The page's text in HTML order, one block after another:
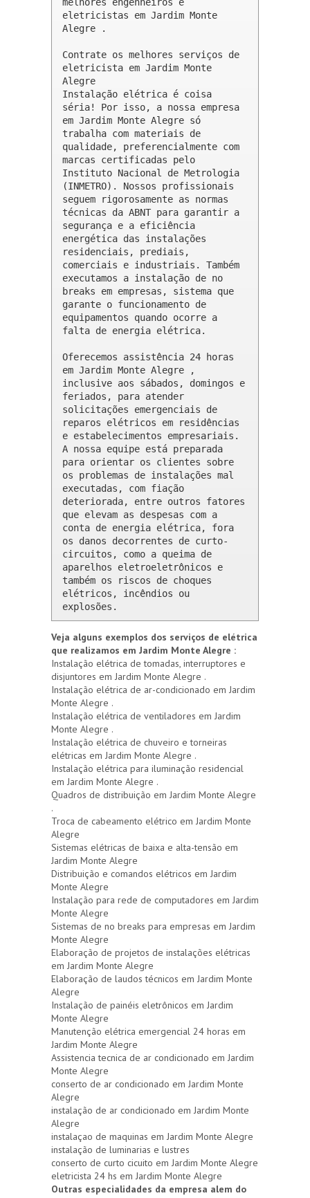
eletricistas em Jardim Monte
Alegre .
Contrate os melhores serviços de
eletricista em Jardim Monte
Alegre
Instalação elétrica é coisa
séria! Por isso, a nossa empresa
em Jardim Monte Alegre só
trabalha com materiais de
qualidade, preferencialmente com
marcas certificadas pelo
Instituto Nacional de Metrologia
(INMETRO). Nossos profissionais
seguem rigorosamente as normas
técnicas da ABNT para garantir a
segurança e a eficiência
energética das instalações
residenciais, prediais,
comerciais e industriais. Também
executamos a instalação de no
breaks em empresas, sistema que
garante o funcionamento de
equipamentos quando ocorre a
falta de energia elétrica.
Oferecemos assistência 24 horas
em Jardim Monte Alegre ,
inclusive aos sábados, domingos e
feriados, para atender
solicitações emergenciais de
reparos elétricos em residências
e estabelecimentos empresariais.
A nossa equipe está preparada
para orientar os clientes sobre
os problemas de instalações mal
executadas, com fiação
deteriorada, entre outros fatores
que elevam as despesas com a
conta de energia elétrica, fora
os danos decorrentes de curto-
circuitos, como a queima de
aparelhos eletroeletrônicos e
também os riscos de choques
elétricos, incêndios ou
explosões.
Veja alguns exemplos dos serviços de elétrica
que realizamos em Jardim Monte Alegre :
Instalação elétrica de tomadas, interruptores e
disjuntores em Jardim Monte Alegre .
Instalação elétrica de ar-condicionado em Jardim
Monte Alegre .
Instalação elétrica de ventiladores em Jardim
Monte Alegre .
Instalação elétrica de chuveiro e torneiras
elétricas em Jardim Monte Alegre .
Instalação elétrica para iluminação residencial
em Jardim Monte Alegre .
Quadros de distribuição em Jardim Monte Alegre
.
Troca de cabeamento elétrico em Jardim Monte
Alegre
Sistemas elétricas de baixa e alta-tensão em
Jardim Monte Alegre
Distribuição e comandos elétricos em Jardim
Monte Alegre
Instalação para rede de computadores em Jardim
Monte Alegre
Sistemas de no breaks para empresas em Jardim
Monte Alegre
Elaboração de projetos de instalações elétricas
em Jardim Monte Alegre
Elaboração de laudos técnicos em Jardim Monte
Alegre
Instalação de painéis eletrônicos em Jardim
Monte Alegre
Manutenção elétrica emergencial 24 horas em
Jardim Monte Alegre
Assistencia tecnica de ar condicionado em Jardim
Monte Alegre
conserto de ar condicionado em Jardim Monte
Alegre
instalação de ar condicionado em Jardim Monte
Alegre
instalaçao de maquinas em Jardim Monte Alegre
instalação de luminarias e lustres
conserto de curto cicuito em Jardim Monte Alegre
eletricista 24 hs em Jardim Monte Alegre
Outras especialidades da empresa alem do